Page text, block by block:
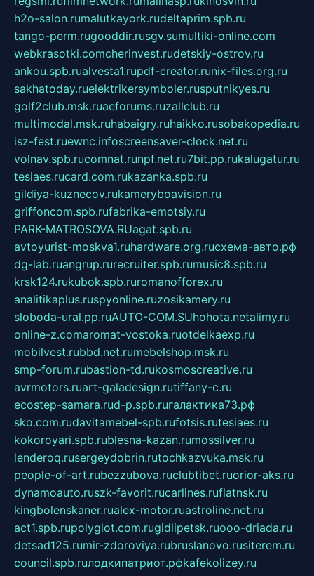
h2o-salon.rumalutkayork.rudeltaprim.spb.ru
tango-perm.rugooddir.rusgv.sumultiki-online.com
webkrasotki.comcherinvest.rudetskiy-ostrov.ru
ankou.spb.rualvesta1.rupdf-creator.runix-files.org.ru
sakhatoday.ruelektrikersymboler.rusputnikyes.ru
golf2club.msk.ruaeforums.ruzallclub.ru
multimodal.msk.ruhabaigry.ruhaikko.rusobakopedia.ru
isz-fest.ruewnc.infoscreensaver-clock.net.ru
volnav.spb.rucomnat.runpf.net.ru7bit.pp.rukalugatur.ru
tesiaes.rucard.com.rukazanka.spb.ru
gildiya-kuznecov.rukameryboavision.ru
griffoncom.spb.rufabrika-emotsiy.ru
PARK-MATROSOVA.RUagat.spb.ru
avtoyurist-moskva1.ruhardware.org.ruсхема-авто.рф
dg-lab.ruangrup.rurecruiter.spb.rumusic8.spb.ru
krsk124.rukubok.spb.ruromanofforex.ru
analitikaplus.ruspyonline.ruzosikamery.ru
sloboda-ural.pp.ruAUTO-COM.SUhohota.netalimy.ru
online-z.comaromat-vostoka.ruotdelkaexp.ru
mobilvest.rubbd.net.rumebelshop.msk.ru
smp-forum.rubastion-td.rukosmoscreative.ru
avrmotors.ruart-galadesign.rutiffany-c.ru
ecostep-samara.rud-p.spb.ruгалактика73.рф
sko.com.rudavitamebel-spb.rufotsis.rutesiaes.ru
kokoroyari.spb.rublesna-kazan.rumossilver.ru
lenderoq.rusergeydobrin.rutochkazvuka.msk.ru
people-of-art.rubezzubova.ruclubtibet.ruorior-aks.ru
dynamoauto.ruszk-favorit.rucarlines.ruflatnsk.ru
kingbolenskaner.rualex-motor.ruastroline.net.ru
act1.spb.rupolyglot.com.rugidlipetsk.ruooo-driada.ru
detsad125.rumir-zdoroviya.rubruslanovo.rusiterem.ru
council.spb.ruлодкипатриот.рфkafekolizey.ru